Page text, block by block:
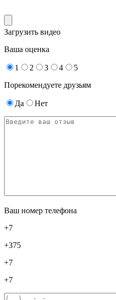
Загрузить видео
Ваша оценка
1 2 3 4
5
Порекомендуете друзьям
Да Нет
Ваш номер телефона
+7
+375
+7
+7